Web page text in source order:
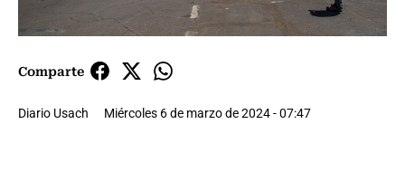
Comparte
Diario Usach Miércoles 6 de marzo de 2024 - 07:47